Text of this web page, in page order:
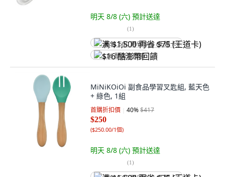
明天 8/8 (六) 預計送達
(1)
满 $1,500 再省 $75 (王道卡)
$16 酷澎幣回饋
MiNiKOiOi 副食品學習叉匙組, 藍天色
+ 綠色, 1組
首購折扣價 40%$417
$250
($250.00/1個)
明天 8/8 (六) 預計送達
(1)